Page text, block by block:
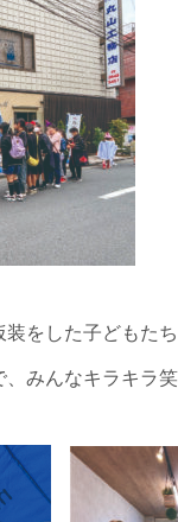
をした子どもた
、みんなキラキラ